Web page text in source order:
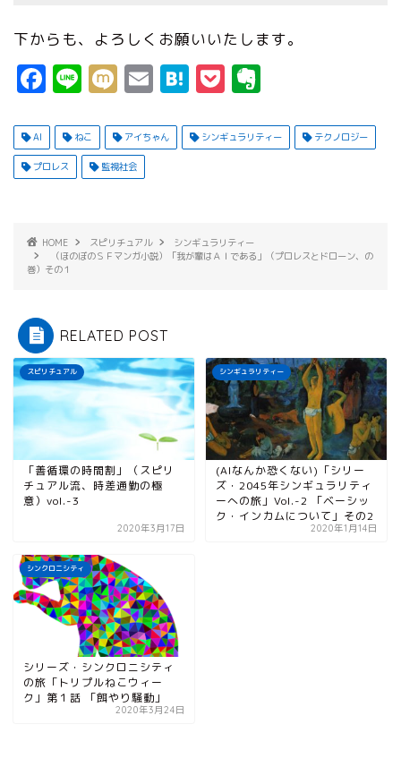
下からも、よろしくお願いいたします。
F
c
e
o
k
Li
e
M
i
E
ai
H
t
P
c e
t
AI ねこ アイちゃん シンギュラリティー テクノロジー
プロレス 監視社会
HOME スピリチュアル
シンギュラリティー
（ほのぼのＳＦマンガ小説）「我が輩はＡＩである」（プロレスとドローン、の
巻）その１
RELATED POST
スピリチュアル
「善循環の時間割」（スピリ
チュアル流、時差通勤の極
意）vol.-3
2020年3月17日
シンギュラリティー
(AIなんか恐くない)「シリー
ズ・2045年シンギュラリティ
ーへの旅」Vol.-2 「ベーシッ
ク・インカムについて」その2
2020年1月14日
シンクロニシティ
シリーズ・シンクロニシティ
の旅「トリプルねこウィー
ク」第１話 「餌やり騒動」
2020年3月24日